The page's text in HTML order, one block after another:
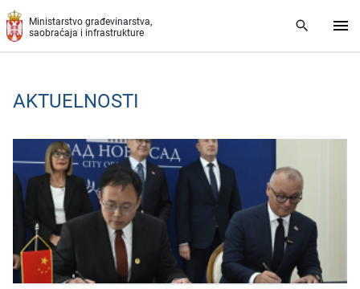
Preskoči na glavni deo sadržaja
Ministarstvo građevinarstva,
saobraćaja i infrastrukture
AKTUELNOSTI
PAGES